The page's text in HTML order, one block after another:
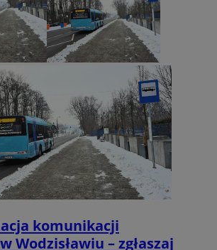
komunikacji
Wodzisławiu – zgłaszaj